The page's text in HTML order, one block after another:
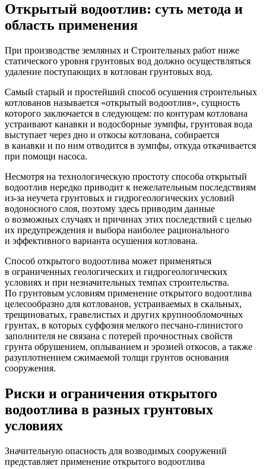
Открытый водоотлив: суть метода и
область применения
При производстве земляных и Строительных работ ниже
статического уровня грунтовых вод должно осуществляться
удаление поступающих в котлован грунтовых вод.
Самый старый и простейший способ осушения строительных
котлованов называется «открытый водоотлив», сущность
которого заключается в следующем: по контурам котлована
устраивают канавки и водосборные зумпфы, грунтовая вода
выступает через дно и откосы котлована, собирается
в канавки и по ним отводится в зумпфы, откуда откачивается
при помощи насоса.
Несмотря на технологическую простоту способа открытый
водоотлив нередко приводит к нежелательным последствиям
из-за неучета грунтовых и гидрогеологических условий
водоносного слоя, поэтому здесь приводим данные
о возможных случаях и причинах этих последствий с целью
их предупреждения и выбора наиболее рационального
и эффективного варианта осушения котлована.
Способ открытого водоотлива может применяться
в ограниченных геологических и гидрогеологических
условиях и при незначительных темпах строительства.
По грунтовым условиям применение открытого водоотлива
целесообразно для котлованов, устраиваемых в скальных,
трещиноватых, гравелистых и других крупнообломочных
грунтах, в которых суффозия мелкого песчано-глинистого
заполнителя не связана с потерей прочностных свойств
грунта обрушением, оплыванием и эрозией откосов, а также
разуплотнением сжимаемой толщи грунтов основания
сооружения.
Риски и ограничения открытого
водоотлива в разных грунтовых
условиях
Значительную опасность для возводимых сооружений
представляет применение открытого водоотлива